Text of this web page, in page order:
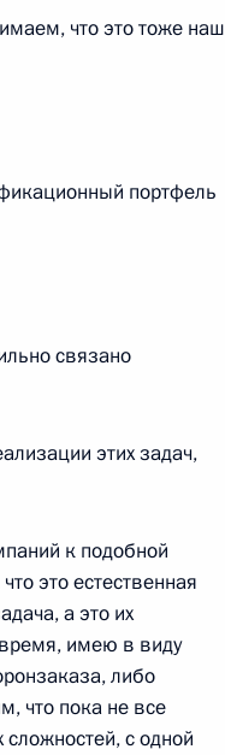
что это тоже наш
портфель
связано
этих задач,
к подобной
это естественная
а это их
имею в виду
либо
что пока не все
сложностей, с одной